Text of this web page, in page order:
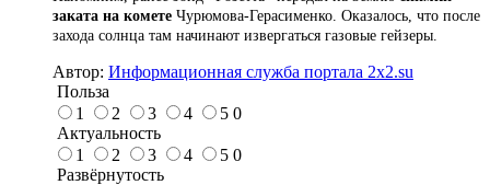
заката на комете Чурюмова-Герасименко. Оказалось, что после
захода солнца там начинают извергаться газовые гейзеры.
Автор: Информационная служба портала 2x2.su
Польза
1
2 3 4 5 0
Актуальность
1
2 3 4 5 0
Развёрнутость